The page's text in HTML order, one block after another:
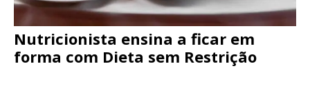
Nutricionista ensina a ficar em
forma com Dieta sem Restrição